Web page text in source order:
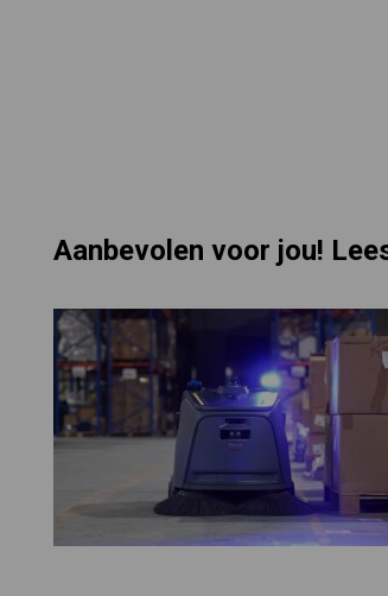
Aanbevolen voor jou!